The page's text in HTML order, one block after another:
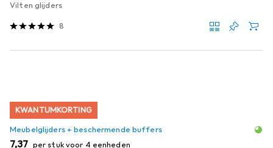
Vilten glijders
8
KWANTUMKORTING
Meubelglijders + beschermende buffers
EUR
7,37 per stuk voor 4 eenheden